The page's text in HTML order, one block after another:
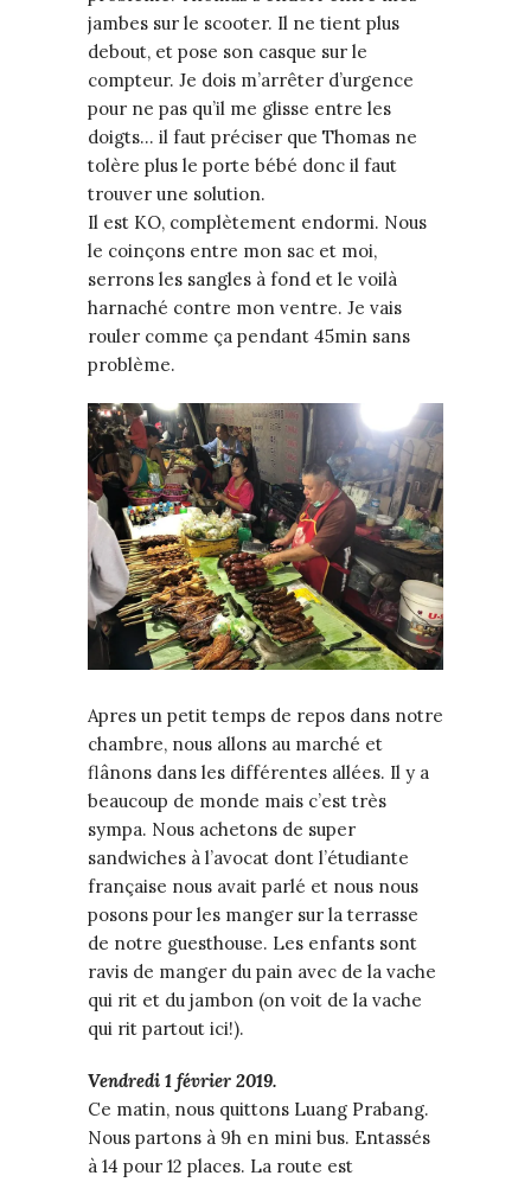
jambes sur le scooter. Il ne tient plus
debout, et pose son casque sur le
compteur. Je dois m’arrêter d’urgence
pour ne pas qu’il me glisse entre les
doigts… il faut préciser que Thomas ne
tolère plus le porte bébé donc il faut
trouver une solution.
Il est KO, complètement endormi. Nous
le coinçons entre mon sac et moi,
serrons les sangles à fond et le voilà
harnaché contre mon ventre. Je vais
rouler comme ça pendant 45min sans
problème.
Apres un petit temps de repos dans notre
chambre, nous allons au marché et
flânons dans les différentes allées. Il y a
beaucoup de monde mais c’est très
sympa. Nous achetons de super
sandwiches à l’avocat dont l’étudiante
française nous avait parlé et nous nous
posons pour les manger sur la terrasse
de notre guesthouse. Les enfants sont
ravis de manger du pain avec de la vache
qui rit et du jambon (on voit de la vache
qui rit partout ici!).
Vendredi 1 février 2019.
Ce matin, nous quittons Luang Prabang.
Nous partons à 9h en mini bus. Entassés
à 14 pour 12 places. La route est